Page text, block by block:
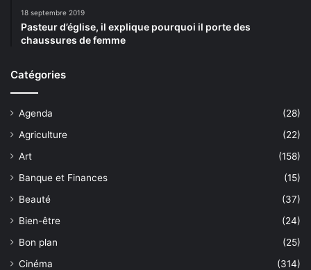
18 septembre 2019
Pasteur d’église, il explique pourquoi il porte des
chaussures de femme
Catégories
Agenda
(28)
Agriculture
(22)
Art
(158)
Banque et Finances
(15)
Beauté
(37)
Bien-être
(24)
Bon plan
(25)
Cinéma
(314)